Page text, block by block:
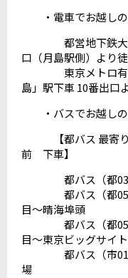
・電車でお越し
都営地下鉄大江
口（月島駅側）より
東京メトロ有楽
島」駅下車 10番出口
・バスでお越し
【都バス 最寄り
前 下車】
都バス（都03）
都バス（都05-1
目～晴海埠頭
都バス（都05-2
目～東京ビッグサイト
都バス（市01）
場